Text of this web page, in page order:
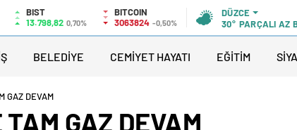
BIST
13.798,82 0,70%
BITCOIN
3063824 -0,50%
DÜZCE
30° PARÇALI AZ
BELEDİYE CEMİYET HAYATI EĞİTİM
GAZ DEVAM
GAZ DEVAM